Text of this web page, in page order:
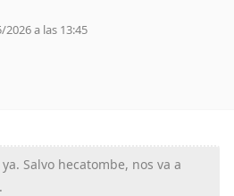
a las 13:45
Salvo hecatombe, nos va a